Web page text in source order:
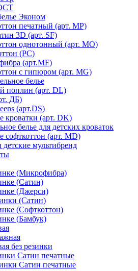
Эконом
печатный (арт. MР)
3D (арт. SF)
однотонный (арт. MO)
(PC)
(арт.MF)
с гипюром (арт. MG)
белье
поплин (арт. DL)
ДБ)
(арт.DS)
кроватки (арт. DK)
белье для детских кроваток
софткоттон (арт. MD)
детские мультибренд
(Микрофибра)
(Сатин)
(Джерси)
(Сатин)
(Софткоттон)
(Бамбук)
без резинки
Сатин печатные
Сатин печатные